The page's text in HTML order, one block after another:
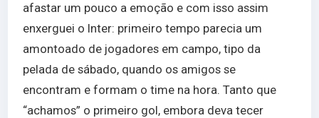
afastar um pouco a emoção e com isso assim
enxerguei o Inter: primeiro tempo parecia um
amontoado de jogadores em campo, tipo da
pelada de sábado, quando os amigos se
encontram e formam o time na hora. Tanto que
“achamos” o primeiro gol, embora deva tecer